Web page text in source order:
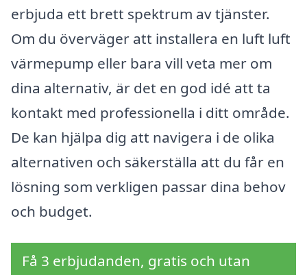
erbjuda ett brett spektrum av tjänster.
Om du överväger att installera en luft luft
värmepump eller bara vill veta mer om
dina alternativ, är det en god idé att ta
kontakt med professionella i ditt område.
De kan hjälpa dig att navigera i de olika
alternativen och säkerställa att du får en
lösning som verkligen passar dina behov
och budget.
Få 3 erbjudanden, gratis och utan